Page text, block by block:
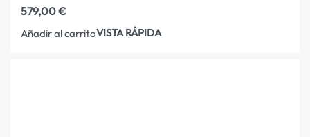
579,00€
Añadir al carritoVISTA RÁPIDA